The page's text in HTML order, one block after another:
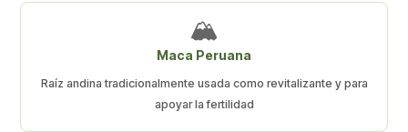
🏔️
Maca Peruana
Raíz andina tradicionalmente usada como revitalizante y para
apoyar la fertilidad